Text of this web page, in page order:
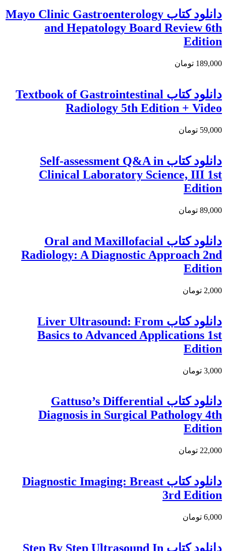
دانلود کتاب Mayo Clinic Gastroenterology
and Hepatology Board Review 6th
Edition
189,000 تومان
دانلود کتاب Textbook of Gastrointestinal
Radiology 5th Edition + Video
59,000 تومان
دانلود كتاب Self-assessment Q&A in
Clinical Laboratory Science, III 1st
Edition
89,000 تومان
دانلود کتاب Oral and Maxillofacial
Radiology: A Diagnostic Approach 2nd
Edition
2,000 تومان
دانلود کتاب Liver Ultrasound: From
Basics to Advanced Applications 1st
Edition
3,000 تومان
دانلود کتاب Gattuso’s Differential
Diagnosis in Surgical Pathology 4th
Edition
22,000 تومان
دانلود کتاب Diagnostic Imaging: Breast
3rd Edition
6,000 تومان
دانلود کتاب Step By Step Ultrasound In